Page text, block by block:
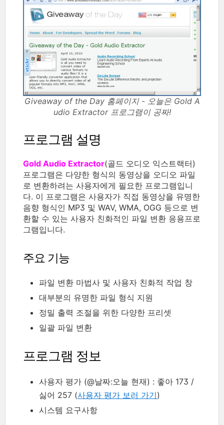
Giveaway of the Day 홈페이지 - 오늘은 Gold A
udio Extractor 프로그램이 공짜!
프로그램 설명
Gold Audio Extractor(골드 오디오 익스트랙터)
프로그램은 다양한 형식의 동영상을 오디오 파일
로 변환하려는 사용자에게 필요한 프로그램입니
다. 이 프로그램은 사용자가 직접 동영상을 유명한
음향 형식인 MP3 및 WAV, WMA, OGG 등으로 변
환할 수 있는 사용자 친화적인 파일 변환 응용프로
그램입니다.
주요 기능
파일 변환 마법사 및 사용자 친화적 작업 창
대부분의 유명한 파일 형식 지원
정밀 출력 조절을 위한 다양한 프리셋
일괄 파일 변환
프로그램 정보
사용자 평가 (@날짜:오늘 현재) : 좋아 173 /
싫어 257 (사용자 평가 보러 가기)
시스템 요구사항